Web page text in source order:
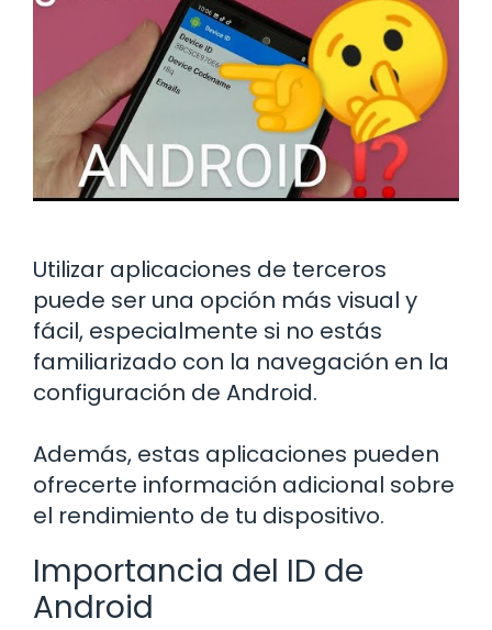
Utilizar aplicaciones de terceros
puede ser una opción más visual y
fácil, especialmente si no estás
familiarizado con la navegación en la
configuración de Android.
Además, estas aplicaciones pueden
ofrecerte información adicional sobre
el rendimiento de tu dispositivo.
Importancia del ID de
Android